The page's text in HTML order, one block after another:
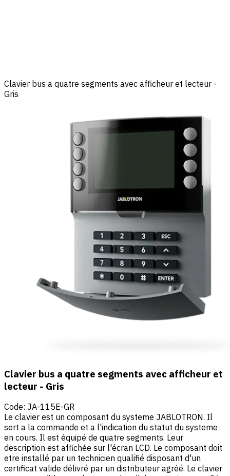
Clavier bus a quatre segments avec afficheur et lecteur -
Gris
Clavier bus a quatre segments avec afficheur et
lecteur - Gris
Code: JA-115E-GR
Le clavier est un composant du systeme JABLOTRON. Il
sert a la commande et a l'indication du statut du systeme
en cours. Il est équipé de quatre segments. Leur
description est affichée sur l'écran LCD. Le composant doit
etre installé par un technicien qualifié disposant d'un
certificat valide délivré par un distributeur agréé. Le clavier